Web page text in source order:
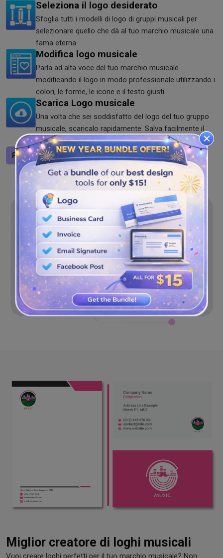
Seleziona il logo desiderato
Sfoglia tutti i modelli di logo di gruppi musicali per
selezionare quello che dà al tuo marchio musicale una
fama eterna.
Modifica logo musicale
Parla ad alta voce del tuo marchio musicale
modificando il logo in modo professionale utilizzando i
colori, le forme, le icone e il testo giusti.
Scarica Logo musicale
Una volta che sei soddisfatto del logo del tuo gruppo
musicale, scaricalo rapidamente. Salva facilmente il
logo in formato PNG, SVG e JPG.
Progetta un logo
Miglior creatore di loghi musicali
Vuoi creare loghi perfetti per il tuo marchio musicale? Non